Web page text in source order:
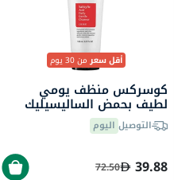
أقل سعرمن 30 يوم
كوسركس منظف ​​يومي
لطيف بحمض الساليسيليك
للبشرة الدهنية 150 مل
التوصيل اليوم
39.88
72.50